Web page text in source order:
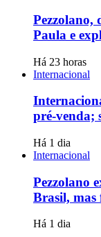
Pezzolano,
Paula e
Há 23 horas
Internacional
pré-venda;
Há 1 dia
Internacional
Pezzolano
Brasil, mas
Há 1 dia